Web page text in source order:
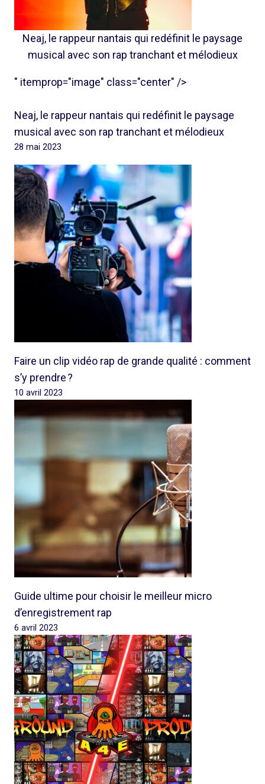
Neaj, le rappeur nantais qui redéfinit le paysage
musical avec son rap tranchant et mélodieux
" itemprop="image" class="center" />
Neaj, le rappeur nantais qui redéfinit le paysage
musical avec son rap tranchant et mélodieux
28 mai 2023
Faire un clip vidéo rap de grande qualité : comment
s’y prendre ?
10 avril 2023
Guide ultime pour choisir le meilleur micro
d’enregistrement rap
6 avril 2023